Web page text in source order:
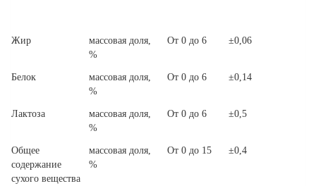
Жир
массовая доля,
%
От 0 до 6 ±0,06
Белок
массовая доля,
%
От 0 до 6 ±0,14
Лактоза
массовая доля,
%
От 0 до 6 ±0,5
Общее
содержание
сухого вещества
массовая доля,
%
От 0 до 15 ±0,4